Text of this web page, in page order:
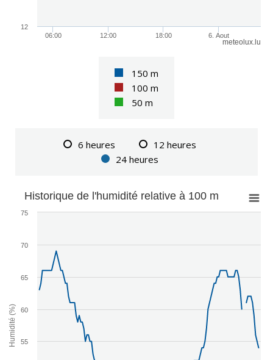
meteolux.lu
06:00 12:00 18:00 6. Aout
12
150 m
100 m
50 m
6 heures
12 heures
24 heures
Humidité (%)
Historique de l'humidité relative à 100 m
55
60
65
70
75